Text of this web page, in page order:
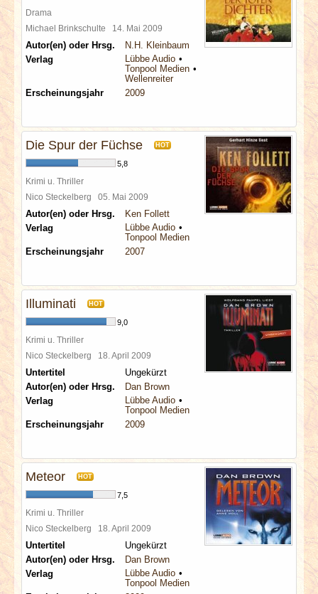
Drama
Michael Brinkschulte 14. Mai 2009
Autor(en) oder Hrsg.
N.H. Kleinbaum
Verlag
Lübbe Audio
Tonpool Medien
Wellenreiter
Erscheinungsjahr
2009
Die Spur der Füchse HOT
5,8
Krimi u. Thriller
Nico Steckelberg 05. Mai 2009
Autor(en) oder Hrsg.
Ken Follett
Verlag
Lübbe Audio
Tonpool Medien
Erscheinungsjahr
2007
Illuminati HOT
9,0
Krimi u. Thriller
Nico Steckelberg 18. April 2009
Untertitel
Ungekürzt
Autor(en) oder Hrsg.
Dan Brown
Verlag
Lübbe Audio
Tonpool Medien
Erscheinungsjahr
2009
Meteor HOT
7,5
Krimi u. Thriller
Nico Steckelberg 18. April 2009
Untertitel
Ungekürzt
Autor(en) oder Hrsg.
Dan Brown
Verlag
Lübbe Audio
Tonpool Medien